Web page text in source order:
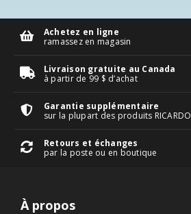
Achetez en ligne
ramassez en magasin
Livraison gratuite au Canada
à partir de 99 $ d’achat
Garantie supplémentaire
sur la plupart des produits RICARDO
Retours et échanges
par la poste ou en boutique
À propos